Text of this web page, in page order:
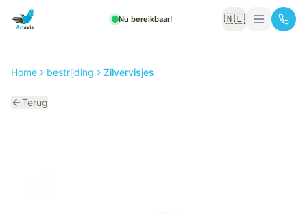
Nu bereikbaar! 🇳🇱
Home bestrijding Zilvervisjes
Terug